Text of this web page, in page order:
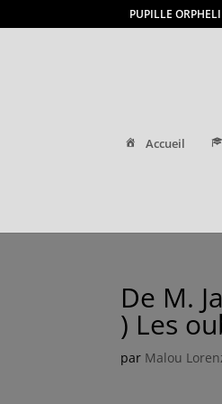
PUPILLE
Accueil
De M.
) Les
par Malou